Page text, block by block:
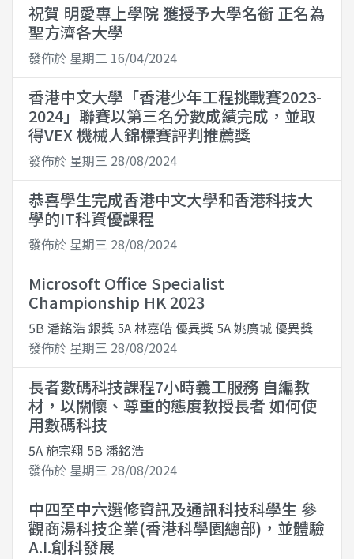
祝賀 明愛專上學院 獲授予大學名銜 正名為
聖方濟各大學
發佈於 星期二 16/04/2024
香港中文大學「香港少年工程挑戰賽2023-
2024」聯賽以第三名分數成績完成，並取
得VEX 機械人錦標賽評判推薦獎
發佈於 星期三 28/08/2024
恭喜學生完成香港中文大學和香港科技大
學的IT科資優課程
發佈於 星期三 28/08/2024
Microsoft Office Specialist
Championship HK 2023
5B 潘銘浩 銀獎 5A 林嘉皓 優異獎 5A 姚廣城 優異獎
發佈於 星期三 28/08/2024
長者數碼科技課程7小時義工服務 自編教
材，以關懷、尊重的態度教授長者 如何使
用數碼科技
5A 施宗翔 5B 潘銘浩
發佈於 星期三 28/08/2024
中四至中六選修資訊及通訊科技科學生 參
觀商湯科技企業(香港科學園總部)，並體驗
A.I.創科發展